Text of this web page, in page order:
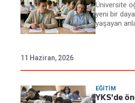
Üniversite
yeni bir
yaşayan
11 Haziran, 2026
EĞITIM
YKS'de